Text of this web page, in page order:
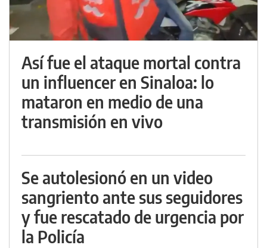
Así fue el ataque mortal contra
un influencer en Sinaloa: lo
mataron en medio de una
transmisión en vivo
Se autolesionó en un video
sangriento ante sus seguidores
y fue rescatado de urgencia por
la Policía